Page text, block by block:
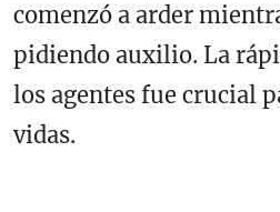
comenzó a arder
pidiendo auxilio. La
los agentes fue crucial
vidas.